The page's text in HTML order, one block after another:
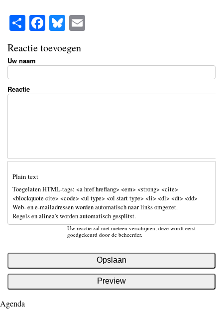
S
ha
re
Fa
ce
bo
ok
Bl
ue
sk
y
Reactie toevoegen
Uw naam
Reactie
Plain text
Toegelaten HTML-tags: <a href hreflang> <em> <strong> <cite>
<blockquote cite> <code> <ul type> <ol start type> <li> <dl> <dt> <dd>
Web- en e-mailadressen worden automatisch naar links omgezet.
Regels en alinea's worden automatisch gesplitst.
Uw reactie zal niet meteen verschijnen, deze wordt eerst
goedgekeurd door de beheerder.
Agenda